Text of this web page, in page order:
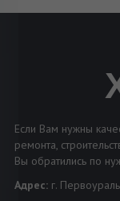
Если Вам нужны
ремонта,
Вы обратились по
Адрес: г.